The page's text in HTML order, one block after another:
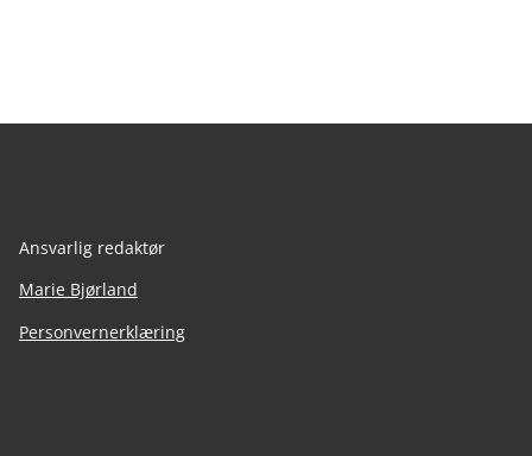
Ansvarlig redaktør
Marie Bjørland
Personvernerklæring